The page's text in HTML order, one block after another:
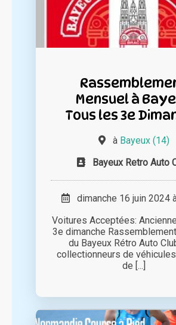
Mensuel à
Tous les 3e
à Bayeux (14)
Bayeux Retro Auto
dimanche 16 juin 2024
Voitures Acceptées: Ancienne
3e dimanche Rassemblement
du Bayeux Rétro Auto
collectionneurs de véhicules
de [...]